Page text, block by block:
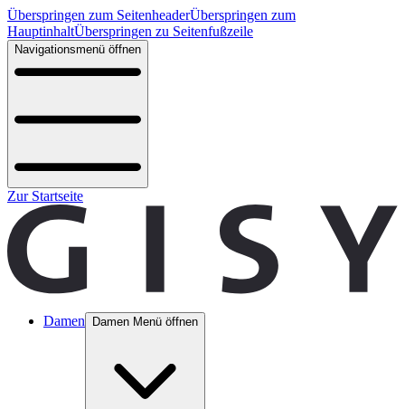
Überspringen zum SeitenheaderÜberspringen zum
HauptinhaltÜberspringen zu Seitenfußzeile
Navigationsmenü öffnen
Zur Startseite
Damen Damen Menü öffnen